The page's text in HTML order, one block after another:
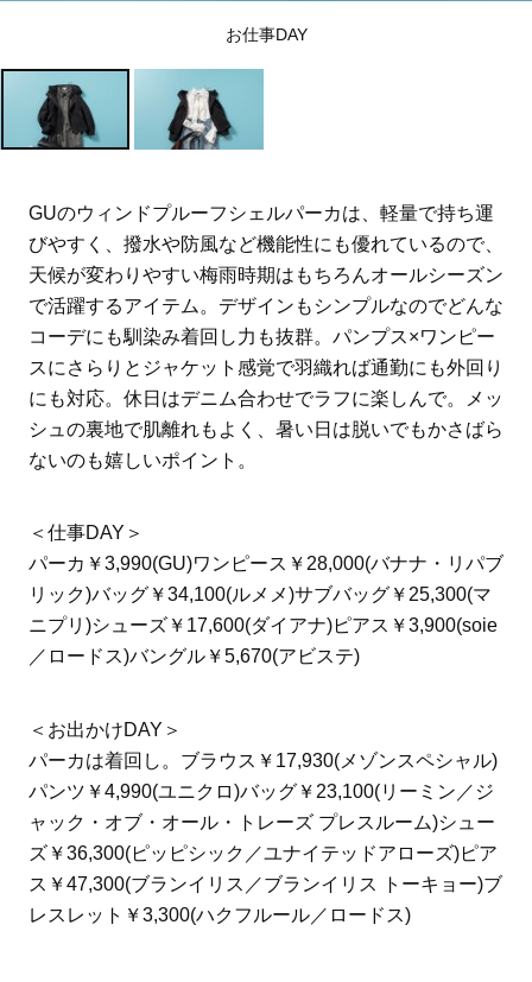
お仕事DAY
GUのウィンドプルーフシェルパーカは、軽量で持ち運
びやすく、撥水や防風など機能性にも優れているので、
天候が変わりやすい梅雨時期はもちろんオールシーズン
で活躍するアイテム。デザインもシンプルなのでどんな
コーデにも馴染み着回し力も抜群。パンプス×ワンピー
スにさらりとジャケット感覚で羽織れば通勤にも外回り
にも対応。休日はデニム合わせでラフに楽しんで。メッ
シュの裏地で肌離れもよく、暑い日は脱いでもかさばら
ないのも嬉しいポイント。
＜仕事DAY＞
パーカ￥3,990(GU)ワンピース￥28,000(バナナ・リパブ
リック)バッグ￥34,100(ルメメ)サブバッグ￥25,300(マ
ニプリ)シューズ￥17,600(ダイアナ)ピアス￥3,900(soie
／ロードス)バングル￥5,670(アビステ)
＜お出かけDAY＞
パーカは着回し。ブラウス￥17,930(メゾンスペシャル)
パンツ￥4,990(ユニクロ)バッグ￥23,100(リーミン／ジ
ャック・オブ・オール・トレーズ プレスルーム)シュー
ズ￥36,300(ピッピシック／ユナイテッドアローズ)ピア
ス￥47,300(ブランイリス／ブランイリス トーキョー)ブ
レスレット￥3,300(ハクフルール／ロードス)